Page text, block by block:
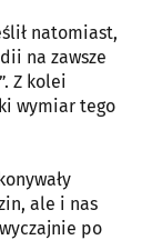
natomiast,
na zawsze
Z kolei
wymiar tego
ale i nas
po